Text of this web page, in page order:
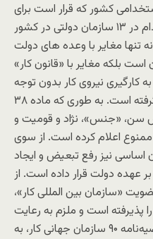
کشور که قرار است برای
انتخاب نیروهای جدید برای استخدام در ۱۳ سازمان دولتی در کشور
برگزار شود، نه تنها مغایر با وعده های دولت
بلکه مغایر با «قانون کار»
کارگیری نیروی کار بدون توجه
به «جنسیت» مورد تأکید قرار گرفته است. به طوری که ماده ۳۸
سن، «جنس»، نژاد و قومیت و
اعلام کرده است. از سوی
۲۸، ۱۹، ۳، ۲ و ۴۳ قانون اساسی نیز رفع تبعیض و ایجاد
بر عهده دولت قرار داده است. از
«سازمان بین المللی کار»،
پذیرفته است و ملزم به رعایت
آنهاست. در مقاوله نامه ۱۰۰ و توصیه‌نامه ۹۰ سازمان جهانی کار، به